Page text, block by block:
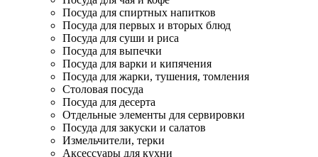
Посуда для спиртных напитков
Посуда для первых и вторых блюд
Посуда для суши и риса
Посуда для выпечки
Посуда для варки и кипячения
Посуда для жарки, тушения, томления
Столовая посуда
Посуда для десерта
Отдельные элементы для сервировки
Посуда для закуски и салатов
Измельчители, терки
Аксессуары для кухни